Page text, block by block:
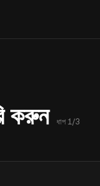
করুন ধাপ 1/3